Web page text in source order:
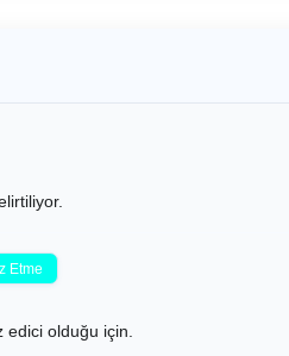
Etme
edici olduğu için.